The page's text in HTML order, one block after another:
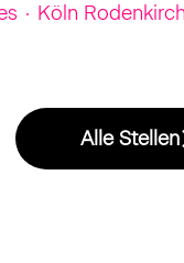
· Köln
Alle Stellen